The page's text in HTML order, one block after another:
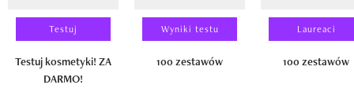
Testuj
Testuj kosmetyki! ZA
DARMO!
Wyniki testu
100 zestawów
Laureaci
100 zestawów